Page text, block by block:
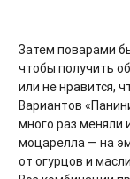
Затем поварами
чтобы получить
или не нравится,
Вариантов
много раз меняли
моцарелла — на
от огурцов и